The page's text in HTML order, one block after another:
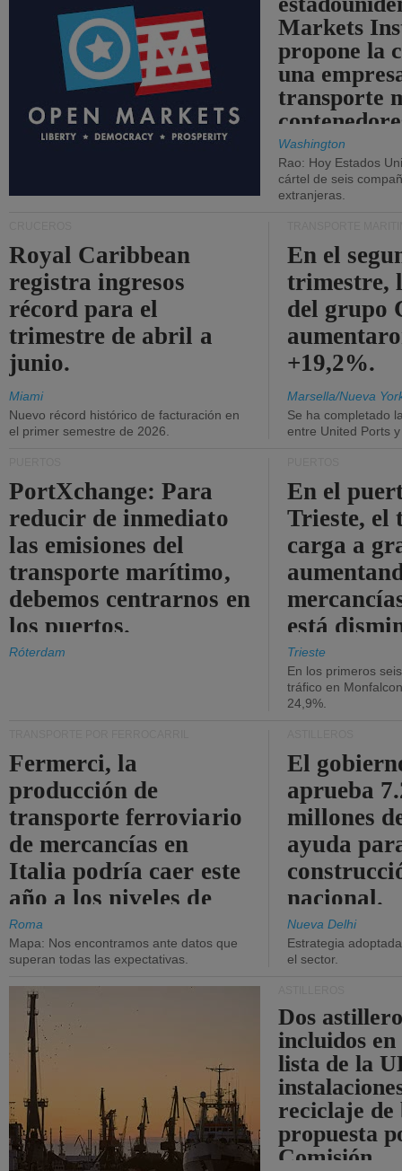
Markets
propone la
una
transporte
Washington
Rao: Hoy Estados
cártel de seis
extranjeras.
Royal Caribbean
registra ingresos
récord para el
trimestre de abril a
junio.
Miami
Nuevo récord histórico de facturación en
el primer semestre de 2026.
En el
trimestre,
del grupo
+19,2%.
Marsella/Nueva
Se ha completado
entre United Ports
PortXchange: Para
reducir de inmediato
las emisiones del
transporte marítimo,
debemos centrarnos en
los puertos.
Róterdam
En el
Trieste, el
carga a
está
Trieste
En los primeros
tráfico en
24,9%.
Fermerci, la
producción de
transporte ferroviario
de mercancías en
Italia podría caer este
año a los niveles de
2015.
Roma
Mapa: Nos encontramos ante datos que
superan todas las expectativas.
El
aprueba
millones
ayuda
nacional.
Nueva Delhi
Estrategia
el sector.
Dos
incluidos
lista de la
reciclaje de
propuesta
Comisión.